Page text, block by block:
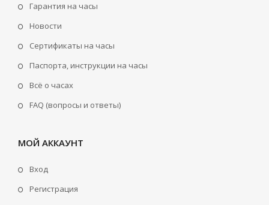
Гарантия на часы
Новости
Сертификаты на часы
Паспорта, инструкции на часы
Всё о часах
FAQ (вопросы и ответы)
МОЙ АККАУНТ
Вход
Регистрация